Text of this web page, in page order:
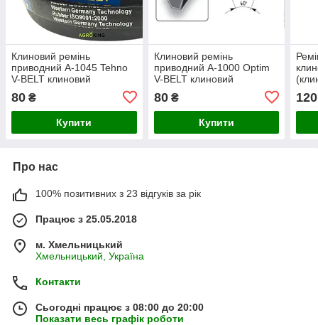
Клиновий ремінь
приводний А-1045 Tehno
V-BELT клиновий
80 ₴
Купити
Клиновий ремінь
приводний А-1000 Optim
V-BELT клиновий
80₴
Купити
120
Про нас
100% позитивних з 23 відгуків за рік
Працює з 25.05.2018
м. Хмельницький
Хмельницький, Україна
Контакти
Сьогодні працює з 08:00 до 20:00
Показати весь графік роботи